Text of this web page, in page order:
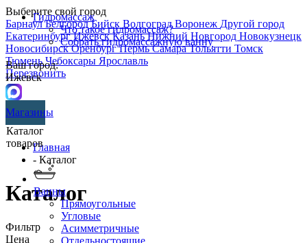
Выберите свой город
БарнаулБелгородБийск ВолгоградВоронеж Другой город
ЕкатеринбургИжевскКазаньНижний Новгород Новокузнецк
НовосибирскОренбургПермьСамараТольятти Томск
ТюменьЧебоксары Ярославль
Перезвонить
Гидромассаж
Что такое гидромассаж?
Собрать гидромассажную ванну
Ваш город:
Ижевск
Магазины
Каталог
товаров
Ванны
Прямоугольные
Угловые
Асимметричные
Отдельностоящие
Главная
- Каталог
Каталог
Фильтр
Цена